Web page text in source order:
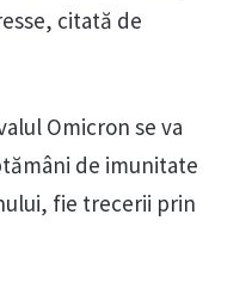
citată de
Omicron se va
de imunitate
fie trecerii prin